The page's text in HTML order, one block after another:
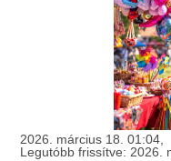
2026. március 18. 01:04,
Legutóbb frissítve: 2026.